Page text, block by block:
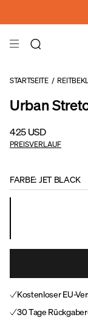
STARTSEITE /
Urban
425 USD
PREISVERLAUF
FARBE: JET BLACK
Kostenloser EU-
30 Tage